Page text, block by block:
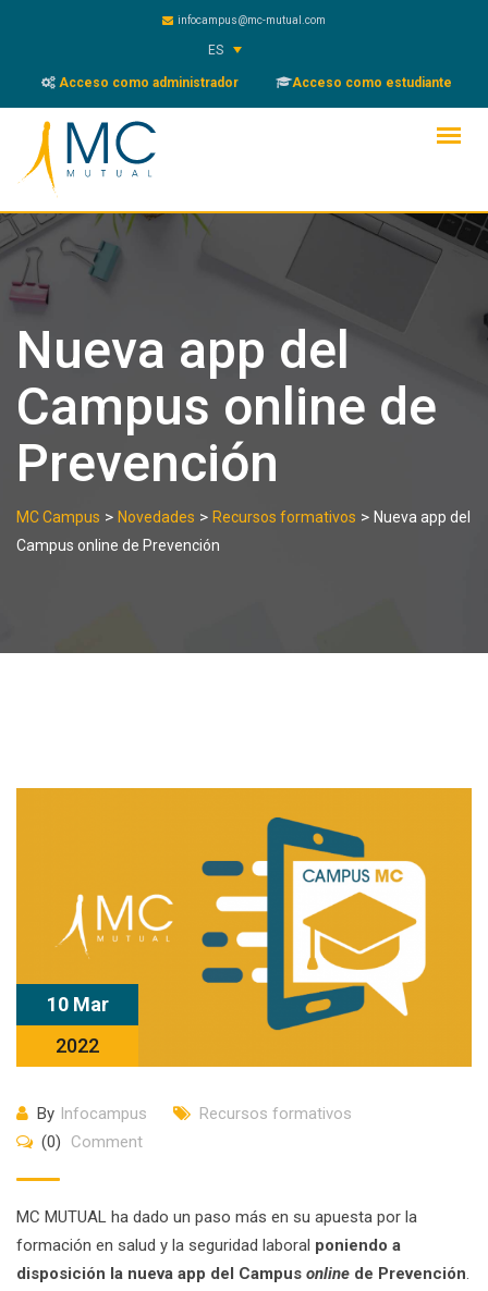
infocampus@mc-mutual.com
ES
Acceso como administrador Acceso como estudiante
Nueva app del
Campus online de
Prevención
MC Campus > Novedades > Recursos formativos > Nueva app del
Campus online de Prevención
10 Mar
2022
By Infocampus
Recursos formativos
(0)
Comment
MC MUTUAL ha dado un paso más en su apuesta por la
formación en salud y la seguridad laboral poniendo a
disposición la nueva app del Campus online de Prevención.